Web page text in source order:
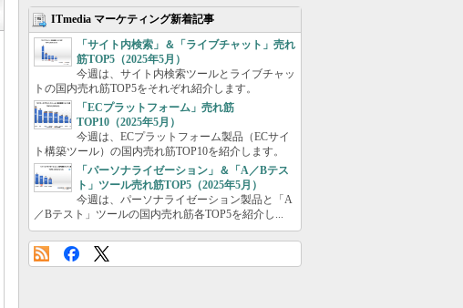
ITmedia マーケティング新着記事
「サイト内検索」＆「ライブチャット」売れ
筋TOP5（2025年5月）
今週は、サイト内検索ツールとライブチャッ
トの国内売れ筋TOP5をそれぞれ紹介します。
「ECプラットフォーム」売れ筋
TOP10（2025年5月）
今週は、ECプラットフォーム製品（ECサイ
ト構築ツール）の国内売れ筋TOP10を紹介します。
「パーソナライゼーション」＆「A／Bテス
ト」ツール売れ筋TOP5（2025年5月）
今週は、パーソナライゼーション製品と「A
／Bテスト」ツールの国内売れ筋各TOP5を紹介し...